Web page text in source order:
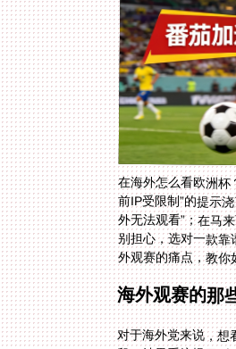
在海外怎么看欧洲
前IP受限制”的提示
外无法观看”；在马
别担心，选对一款
外观赛的痛点，教
海外观赛的那
对于海外党来说，想
段，结果系统提示“
按钮；在马来西亚工
——就算侥幸能看，